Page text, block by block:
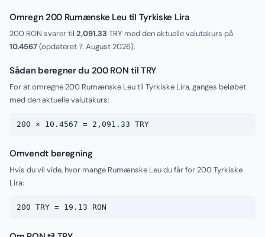
Omregn 200 Rumænske Leu til Tyrkiske Lira
200 RON svarer til 2,091.33 TRY med den aktuelle valutakurs på
10.4567(opdateret7. August 2026).
Sådan beregner du 200 RON til TRY
For at omregne 200 Rumænske Leu til Tyrkiske Lira, ganges beløbet
med den aktuelle valutakurs:
200 × 10.4567 = 2,091.33 TRY
Omvendt beregning
Hvis du vil vide, hvor mange Rumænske Leu du får for 200 Tyrkiske
Lira:
200 TRY = 19.13 RON